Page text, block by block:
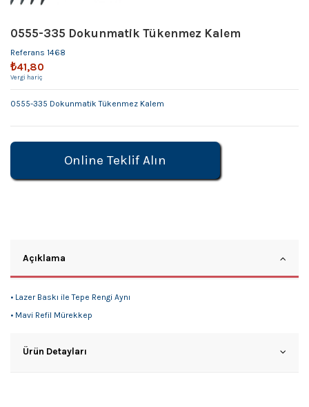
0555-335 Dokunmatik Tükenmez Kalem
Referans 1468
₺41,80
Vergi hariç
0555-335 Dokunmatik Tükenmez Kalem
Online Teklif Alın
Açıklama
• Lazer Baskı ile Tepe Rengi Aynı
• Mavi Refil Mürekkep
Ürün Detayları